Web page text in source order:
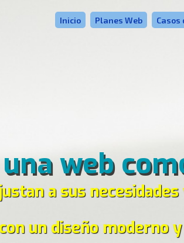
Inicio Planes Web Casos
web
a sus
un diseño moderno